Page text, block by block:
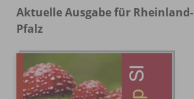
Aktuelle Ausgabe für Rheinland-
Pfalz